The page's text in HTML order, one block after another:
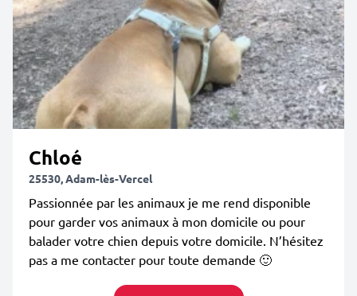
Chloé
25530, Adam-lès-Vercel
Passionnée par les animaux je me rend disponible
pour garder vos animaux à mon domicile ou pour
balader votre chien depuis votre domicile. N’hésitez
pas a me contacter pour toute demande 🙂